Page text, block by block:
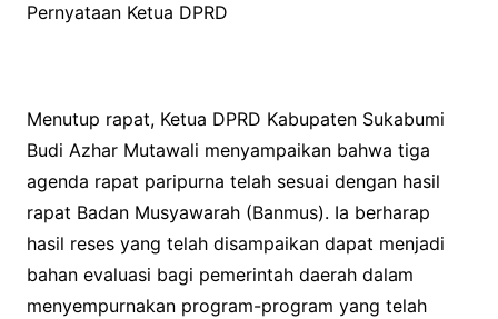
Pernyataan Ketua DPRD
Menutup rapat, Ketua DPRD Kabupaten Sukabumi
Budi Azhar Mutawali menyampaikan bahwa tiga
agenda rapat paripurna telah sesuai dengan hasil
rapat Badan Musyawarah (Banmus). Ia berharap
hasil reses yang telah disampaikan dapat menjadi
bahan evaluasi bagi pemerintah daerah dalam
menyempurnakan program-program yang telah